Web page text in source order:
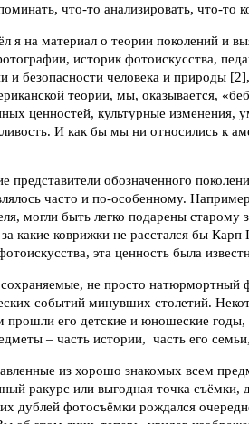
что-то анализировать, что-то
я на материал о теории поколений и
историк фотоискусства,
и безопасности человека и природы
теории, мы, оказывается,
ценностей, культурные
И как бы мы ни относились к
представители обозначенного
часто и по-особенному.
могли быть легко подарены старому
какие коврижки не расстался бы
эта ценность была
не просто натюрмортный
событий минувших столетий.
прошли его детские и юношеские
– часть истории, часть его
из хорошо знакомых всем
ракурс или выгодная точка съёмки,
дублей фотосъёмки рождался